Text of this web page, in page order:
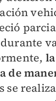
de
se